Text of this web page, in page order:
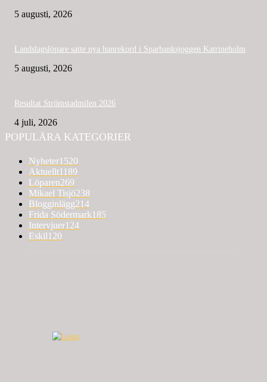
5 augusti, 2026
Landslagslöpare satte nya banrekord i Sparbanksjoggen Katrineholm
5 augusti, 2026
Resultat Strömstadmilen 2026
4 juli, 2026
POPULÄRA KATEGORIER
Nyheter1520
Aktuellt1189
Löparen269
Mikael Tisjö238
Blogginlägg214
Frida Södermark185
Intervjuer124
Eskil120